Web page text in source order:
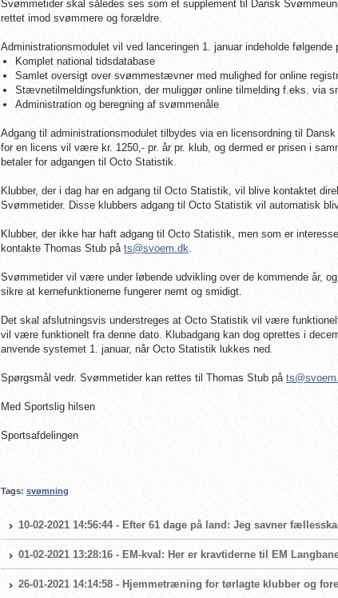
Svømmetider skal således ses som et supplement til Dansk
rettet imod svømmere og forældre.
Administrationsmodulet vil ved lanceringen 1. januar indeholde
Komplet national tidsdatabase
Samlet oversigt over svømmestævner med mulighed for online
Stævnetilmeldingsfunktion, der muliggør online tilmelding f.eks. via
Administration og beregning af svømmenåle
Adgang til administrationsmodulet tilbydes via en licensordning til
for en licens vil være kr. 1250,- pr. år pr. klub, og dermed er prisen i
betaler for adgangen til Octo Statistik.
Klubber, der i dag har en adgang til Octo Statistik, vil blive kontaktet
Svømmetider. Disse klubbers adgang til Octo Statistik vil automatisk
Klubber, der ikke har haft adgang til Octo Statistik, men som er
kontakte Thomas Stub på ts@svoem.dk.
Svømmetider vil være under løbende udvikling over de kommende år,
sikre at kernefunktionerne fungerer nemt og smidigt.
Det skal afslutningsvis understreges at Octo Statistik vil være
vil være funktionelt fra denne dato. Klubadgang kan dog oprettes i
anvende systemet 1. januar, når Octo Statistik lukkes ned.
Spørgsmål vedr. Svømmetider kan rettes til Thomas Stub på
Med Sportslig hilsen
Sportsafdelingen
Tags: svømning
10-02-2021 14:56:44 - Efter 61 dage på land: Jeg savner
01-02-2021 13:28:16 - EM-kval: Her er kravtiderne til EM
26-01-2021 14:14:58 - Hjemmetræning for tørlagte klubber og